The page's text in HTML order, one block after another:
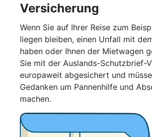
Versicherung
Wenn Sie auf Ihrer Reise zum
liegen bleiben, einen Unfall mit
haben oder Ihnen der Mietwagen
Sie mit der Auslands-Schutzbrief-
europaweit abgesichert und
Gedanken um Pannenhilfe und
machen.